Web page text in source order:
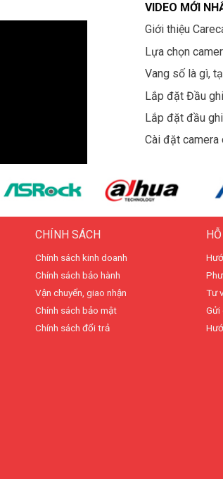
VIDEO MỚI
Giới thiệu
Lựa chọn
Vang số là gì,
Lắp đặt Đầu
Lắp đặt đầu
Cài đặt camera
CHÍNH SÁCH
Chính sách kinh doanh
Chính sách bảo hành
Vận chuyển, giao nhận
Chính sách bảo mật
Chính sách đổi trả
Tư
Gửi